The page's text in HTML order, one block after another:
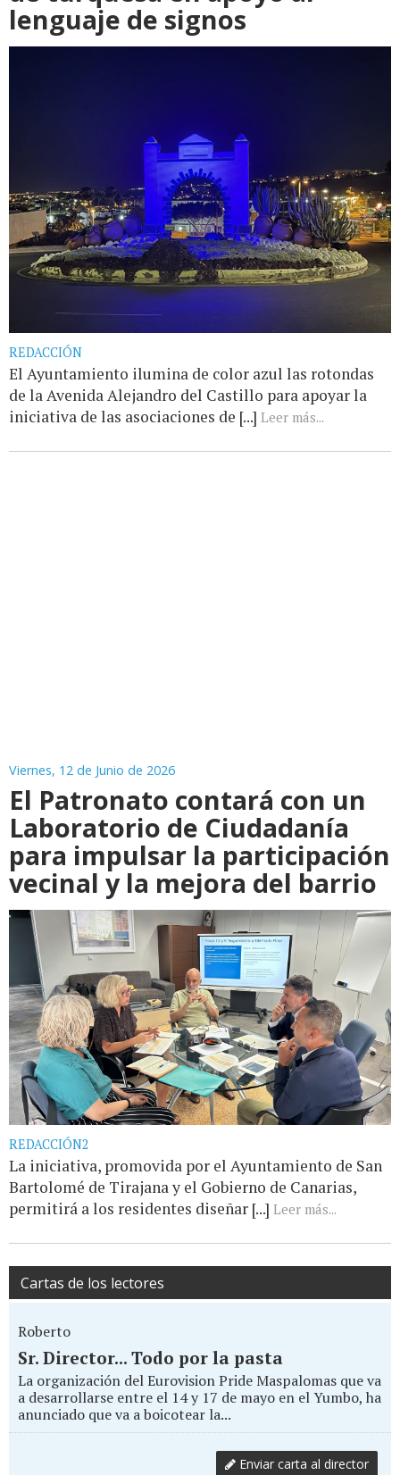
lenguaje de signos
REDACCIÓN
El Ayuntamiento ilumina de color azul las rotondas
de la Avenida Alejandro del Castillo para apoyar la
iniciativa de las asociaciones de [...] Leer más...
Viernes, 12 de Junio de 2026
El Patronato contará con un
Laboratorio de Ciudadanía
para impulsar la participación
vecinal y la mejora del barrio
REDACCIÓN2
La iniciativa, promovida por el Ayuntamiento de San
Bartolomé de Tirajana y el Gobierno de Canarias,
permitirá a los residentes diseñar [...] Leer más...
Cartas de los lectores
Roberto
Sr. Director... Todo por la pasta
La organización del Eurovision Pride Maspalomas que va
a desarrollarse entre el 14 y 17 de mayo en el Yumbo, ha
anunciado que va a boicotear la...
Enviar carta al director